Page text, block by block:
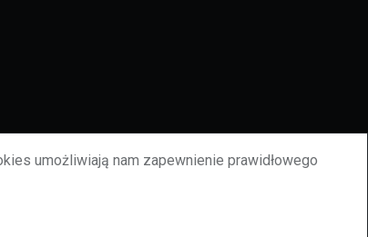
umożliwiają nam zapewnienie prawidłowego